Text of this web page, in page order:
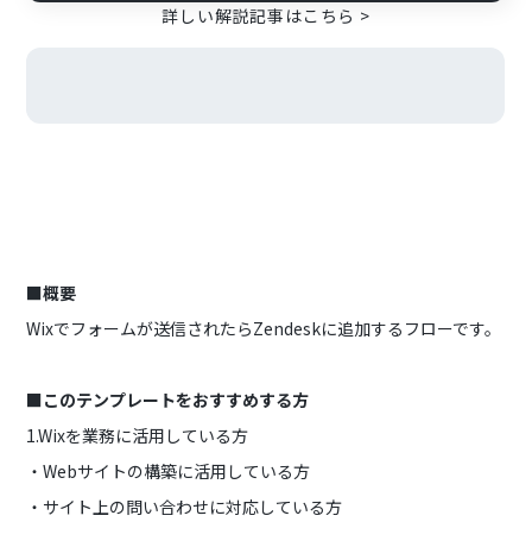
詳しい解説記事はこちら >
■概要
Wixでフォームが送信されたらZendeskに追加するフローです。
■このテンプレートをおすすめする方
1.Wixを業務に活用している方
・Webサイトの構築に活用している方
・サイト上の問い合わせに対応している方